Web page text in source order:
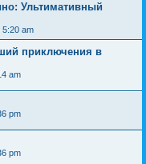
Ультимативный
5:20 am
приключения в
am
pm
pm